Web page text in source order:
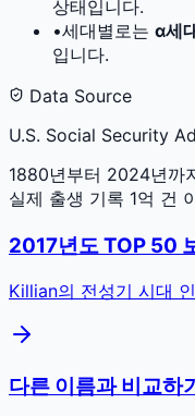
상태입니다.
•세대별로는 α세
입니다.
Data Source
U.S. Social Security
1880년부터 2024년까
실제 출생 기록 1억 건
2017년도 TOP 50
Killian의 전성기 시대
다른 이름과 비교하기